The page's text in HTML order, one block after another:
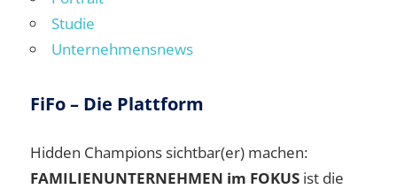
Studie
Unternehmensnews
FiFo – Die Plattform
Hidden Champions sichtbar(er) machen:
FAMILIENUNTERNEHMEN im FOKUS ist die